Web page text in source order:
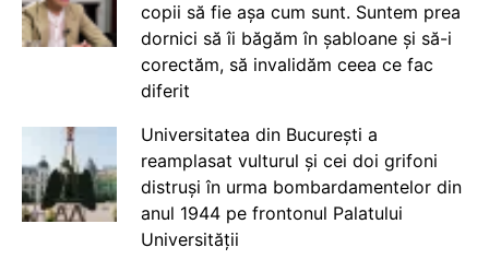
copii să fie așa cum sunt. Suntem prea
dornici să îi băgăm în șabloane și să-i
corectăm, să invalidăm ceea ce fac
diferit
Universitatea din București a
reamplasat vulturul și cei doi grifoni
distruși în urma bombardamentelor din
anul 1944 pe frontonul Palatului
Universității